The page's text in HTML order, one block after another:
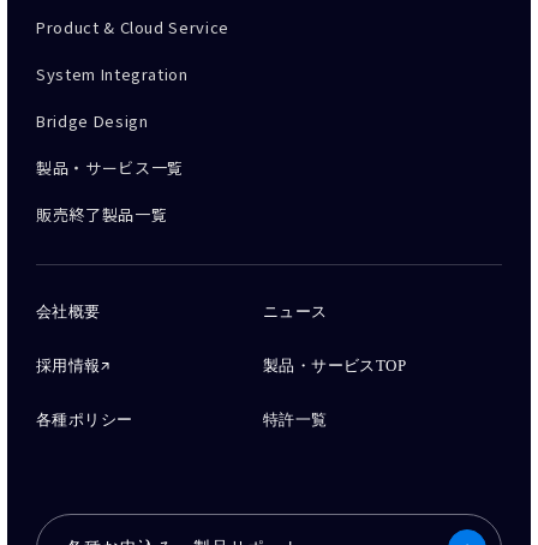
Product & Cloud Service
System Integration
Bridge Design
製品・サービス一覧
販売終了製品一覧
会社概要 ニュース
採用情報 製品・サービスTOP
各種ポリシー 特許一覧